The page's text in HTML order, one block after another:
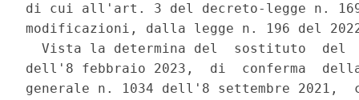
di cui all'art. 3 del decreto-legge n.
modificazioni, dalla legge n. 196 del
Vista la determina del  sostituto  del
dell'8 febbraio 2023,  di  conferma
generale n. 1034 dell'8 settembre